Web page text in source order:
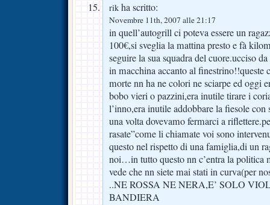
rik ha scritto:
Novembre 11th, 2007 alle 21:17
in quell’autogrill ci poteva essere un
100€,si sveglia la mattina presto e fà
seguire la sua squadra del cuore.ucciso
in macchina accanto al finestrino!!queste
morte nn ha ne colori ne sciarpe ed oggi
bobo vieri o pazzini,era inutile tirare i
l’inno,era inutile addobbare la fiesole
una volta dovevamo fermarci a
rasate”come li chiamate voi sono
questo nel rispetto di una famiglia,di un
noi…in tutto questo nn c’entra la politica
vede che nn siete mai stati in curva(per
..NE ROSSA NE NERA,E’ SOLO
BANDIERA